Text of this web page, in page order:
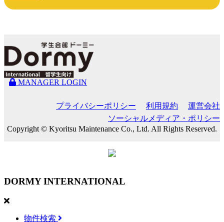
MANAGER LOGIN
プライバシーポリシー 利用規約
運営会社
ソーシャルメディア・ポリシー
Copyright © Kyoritsu Maintenance Co., Ltd. All Rights Reserved.
DORMY INTERNATIONAL
物件検索